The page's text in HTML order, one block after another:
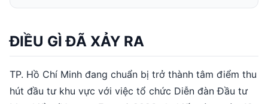
ĐIỀU GÌ ĐÃ XẢY RA
TP. Hồ Chí Minh đang chuẩn bị trở thành tâm điểm thu
hút đầu tư khu vực với việc tổ chức Diễn đàn Đầu tư